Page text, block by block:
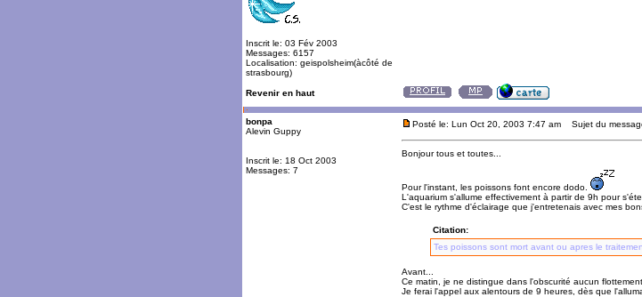
Inscrit le: 03 Fév 2003
Messages: 6157
Localisation: geispolsheim(àcôté de
strasbourg)
Revenir en haut
bonpa
Alevin Guppy
Inscrit le: 18 Oct 2003
Messages: 7
Posté le: Lun Oct 20, 2003 7:47 am Sujet du
Bonjour tous et toutes...
Pour l'instant, les poissons font encore dodo.
L'aquarium s'allume effectivement à partir de 9h pour
C'est le rythme d'éclairage que j'entretenais avec mes
Citation:
Tes poissons sont mort avant ou apres le
Avant...
Ce matin, je ne distingue dans l'obscurité aucun
Je ferai l'appel aux alentours de 9 heures, dès que